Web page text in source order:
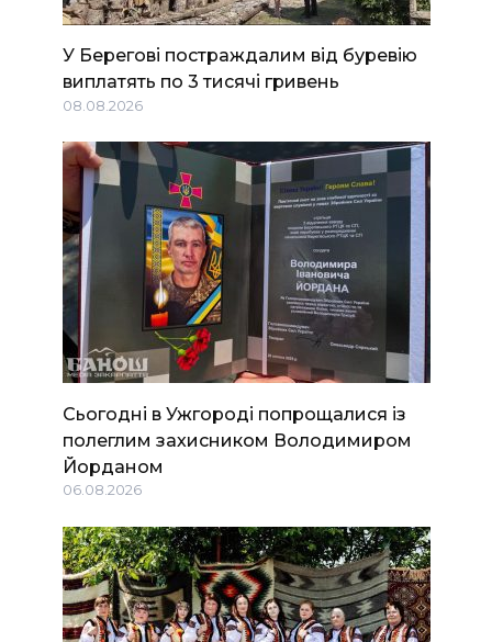
У Берегові постраждалим від буревію
виплатять по 3 тисячі гривень
08.08.2026
Сьогодні в Ужгороді попрощалися із
полеглим захисником Володимиром
Йорданом
06.08.2026